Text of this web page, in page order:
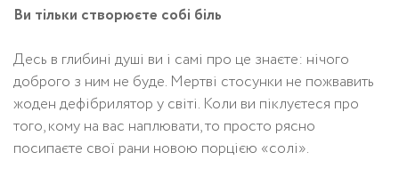
Ви тільки створюєте собі біль
Десь в глибині душі ви і самі про це знаєте: нічого
доброго з ним не буде. Мертві стосунки не пожвавить
жоден дефібрилятор у світі. Коли ви піклуєтеся про
того, кому на вас наплювати, то просто рясно
посипаєте свої рани новою порцією «солі».